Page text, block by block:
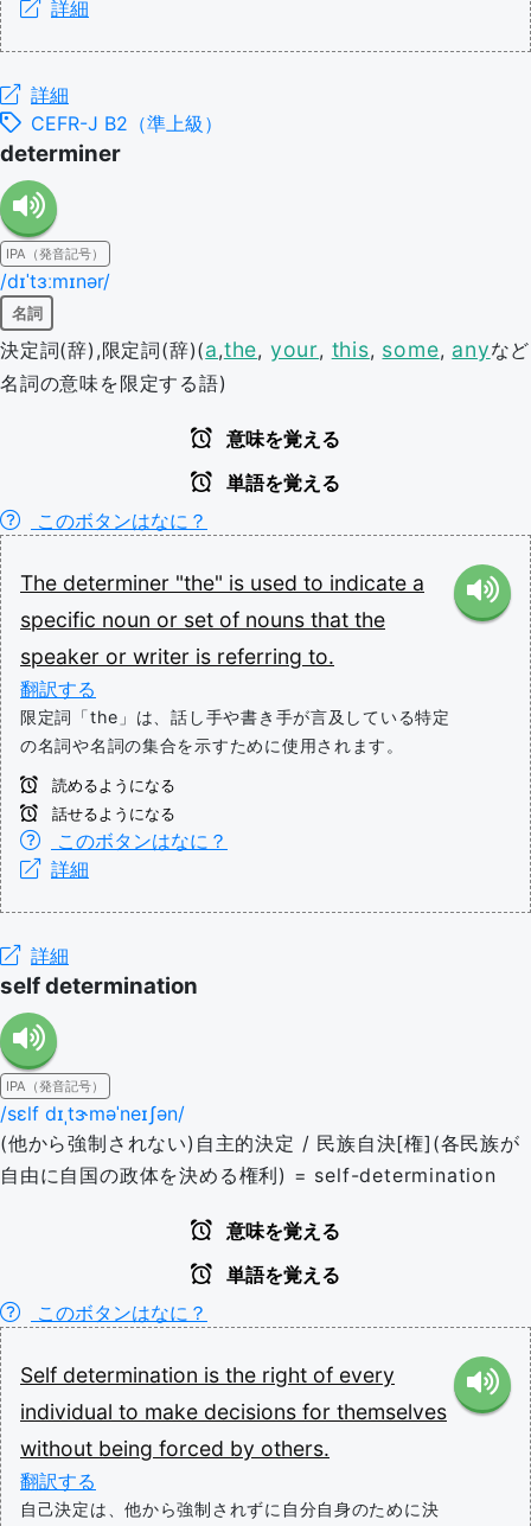
詳細
詳細
CEFR-J B2（準上級）
determiner
IPA（発音記号）
/dɪˈtɜːmɪnər/
名詞
決定詞(辞),限定詞(辞)(a,the, your, this, some, anyなど
名詞の意味を限定する語)
意味を覚える
単語を覚える
このボタンはなに？
The determiner "the" is used to indicate a
specific noun or set of nouns that the
speaker or writer is referring to.
翻訳する
限定詞「the」は、話し手や書き手が言及している特定
の名詞や名詞の集合を示すために使用されます。
読めるようになる
話せるようになる
このボタンはなに？
詳細
詳細
self determination
IPA（発音記号）
/sɛlf dɪˌtɝməˈneɪʃən/
(他から強制されない)自主的決定 / 民族自決[権](各民族が
自由に自国の政体を決める権利) = self-determination
意味を覚える
単語を覚える
このボタンはなに？
Self determination is the right of every
individual to make decisions for themselves
without being forced by others.
翻訳する
自己決定は、他から強制されずに自分自身のために決